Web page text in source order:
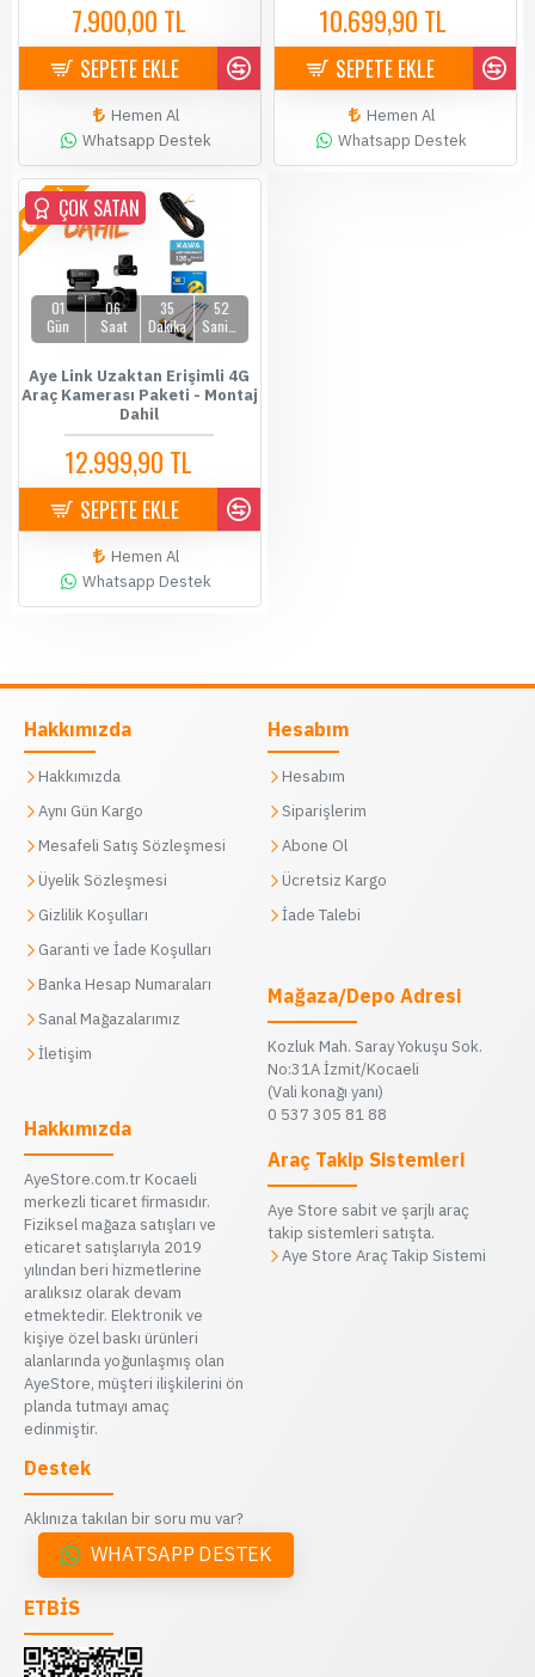
7.900,00 TL
SEPETE EKLE
Hemen Al
Whatsapp Destek
10.699,90 TL
SEPETE EKLE
Hemen Al
Whatsapp Destek
YENİÇOK SATAN
01
Gün
06
Saat
35
Dakika
52
Aye Link Uzaktan Erişimli 4G
Araç Kamerası Paketi - Montaj
Dahil
12.999,90 TL
SEPETE EKLE
Hemen Al
Whatsapp Destek
Hakkımızda
Hakkımızda
Aynı Gün Kargo
Mesafeli Satış Sözleşmesi
Üyelik Sözleşmesi
Gizlilik Koşulları
Garanti ve İade Koşulları
Banka Hesap Numaraları
Sanal Mağazalarımız
İletişim
Hakkımızda
AyeStore.com.tr Kocaeli
merkezli ticaret firmasıdır.
Fiziksel mağaza satışları ve
eticaret satışlarıyla 2019
yılından beri hizmetlerine
aralıksız olarak devam
etmektedir. Elektronik ve
kişiye özel baskı ürünleri
alanlarında yoğunlaşmış olan
AyeStore, müşteri ilişkilerini ön
planda tutmayı amaç
edinmiştir.
Hesabım
Hesabım
Siparişlerim
Abone Ol
Ücretsiz Kargo
İade Talebi
Mağaza/Depo Adresi
Kozluk Mah. Saray Yokuşu Sok.
No:31A İzmit/Kocaeli
(Vali konağı yanı)
0 537 305 81 88
Araç Takip Sistemleri
Aye Store sabit ve şarjlı araç
takip sistemleri satışta.
Aye Store Araç Takip Sistemi
Destek
Aklınıza takılan bir soru mu var?
WHATSAPP DESTEK
ETBİS